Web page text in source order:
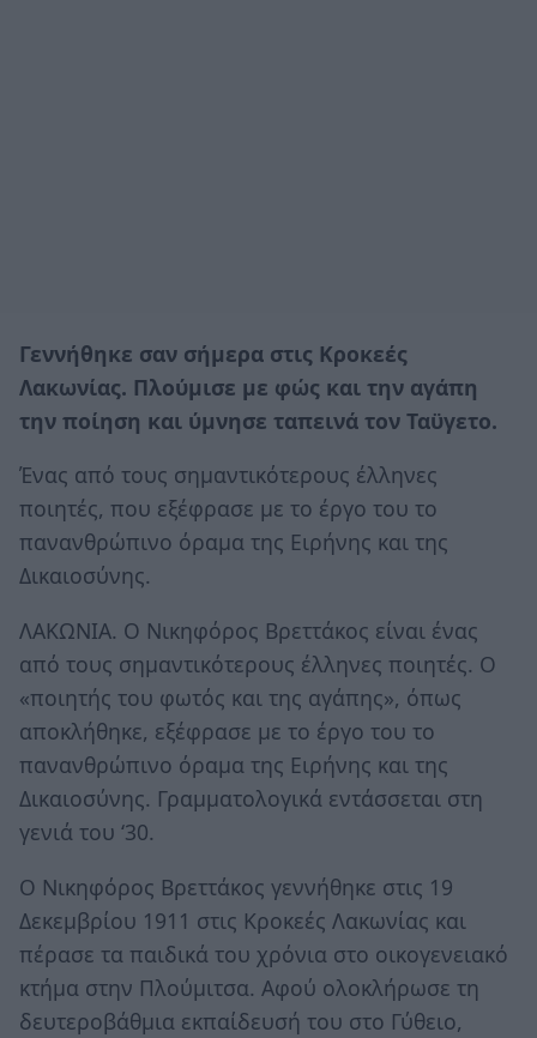
Γεννήθηκε σαν σήμερα στις Κροκεές
Λακωνίας. Πλούμισε με φώς και την αγάπη
την ποίηση και ύμνησε ταπεινά τον Ταϋγετο.
Ένας από τους σημαντικότερους έλληνες
ποιητές, που εξέφρασε με το έργο του το
πανανθρώπινο όραμα της Ειρήνης και της
Δικαιοσύνης.
ΛΑΚΩΝΙΑ. O Νικηφόρος Βρεττάκος είναι ένας
από τους σημαντικότερους έλληνες ποιητές. Ο
«ποιητής του φωτός και της αγάπης», όπως
αποκλήθηκε, εξέφρασε με το έργο του το
πανανθρώπινο όραμα της Ειρήνης και της
Δικαιοσύνης. Γραμματολογικά εντάσσεται στη
γενιά του ‘30.
Ο Νικηφόρος Βρεττάκος γεννήθηκε στις 19
Δεκεμβρίου 1911 στις Κροκεές Λακωνίας και
πέρασε τα παιδικά του χρόνια στο οικογενειακό
κτήμα στην Πλούμιτσα. Αφού ολοκλήρωσε τη
δευτεροβάθμια εκπαίδευσή του στο Γύθειο,